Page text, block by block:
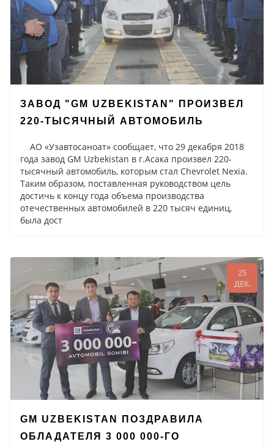
ЗАВОД "GM UZBEKISTAN" ПРОИЗВЕЛ
220-ТЫСЯЧНЫЙ АВТОМОБИЛЬ
АО «Узавтосаноат» сообщает, что 29 декабря 2018
года завод GM Uzbekistan в г.Асака произвел 220-
тысячный автомобиль, которым стал Chevrolet Nexia.
Таким образом, поставленная руководством цель
достичь к концу года объема производства
отечественных автомобилей в 220 тысяч единиц,
была дост
25
ДЕК.
GM UZBEKISTAN ПОЗДРАВИЛА
ОБЛАДАТЕЛЯ 3 000 000-ГО